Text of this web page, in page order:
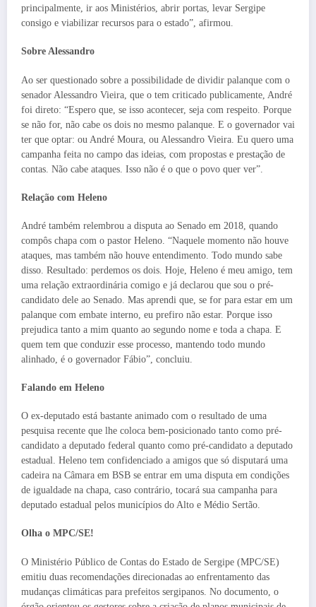
principalmente, ir aos Ministérios, abrir portas, levar Sergipe
consigo e viabilizar recursos para o estado”, afirmou.
Sobre Alessandro
Ao ser questionado sobre a possibilidade de dividir palanque com o
senador Alessandro Vieira, que o tem criticado publicamente, André
foi direto: “Espero que, se isso acontecer, seja com respeito. Porque
se não for, não cabe os dois no mesmo palanque. E o governador vai
ter que optar: ou André Moura, ou Alessandro Vieira. Eu quero uma
campanha feita no campo das ideias, com propostas e prestação de
contas. Não cabe ataques. Isso não é o que o povo quer ver”.
Relação com Heleno
André também relembrou a disputa ao Senado em 2018, quando
compôs chapa com o pastor Heleno. “Naquele momento não houve
ataques, mas também não houve entendimento. Todo mundo sabe
disso. Resultado: perdemos os dois. Hoje, Heleno é meu amigo, tem
uma relação extraordinária comigo e já declarou que sou o pré-
candidato dele ao Senado. Mas aprendi que, se for para estar em um
palanque com embate interno, eu prefiro não estar. Porque isso
prejudica tanto a mim quanto ao segundo nome e toda a chapa. E
quem tem que conduzir esse processo, mantendo todo mundo
alinhado, é o governador Fábio”, concluiu.
Falando em Heleno
O ex-deputado está bastante animado com o resultado de uma
pesquisa recente que lhe coloca bem-posicionado tanto como pré-
candidato a deputado federal quanto como pré-candidato a deputado
estadual. Heleno tem confidenciado a amigos que só disputará uma
cadeira na Câmara em BSB se entrar em uma disputa em condições
de igualdade na chapa, caso contrário, tocará sua campanha para
deputado estadual pelos municípios do Alto e Médio Sertão.
Olha o MPC/SE!
O Ministério Público de Contas do Estado de Sergipe (MPC/SE)
emitiu duas recomendações direcionadas ao enfrentamento das
mudanças climáticas para prefeitos sergipanos. No documento, o